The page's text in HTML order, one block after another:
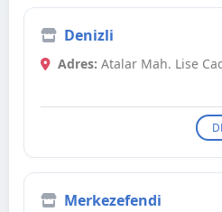
Denizli
Adres: Atalar Mah. Lise
Merkezefendi